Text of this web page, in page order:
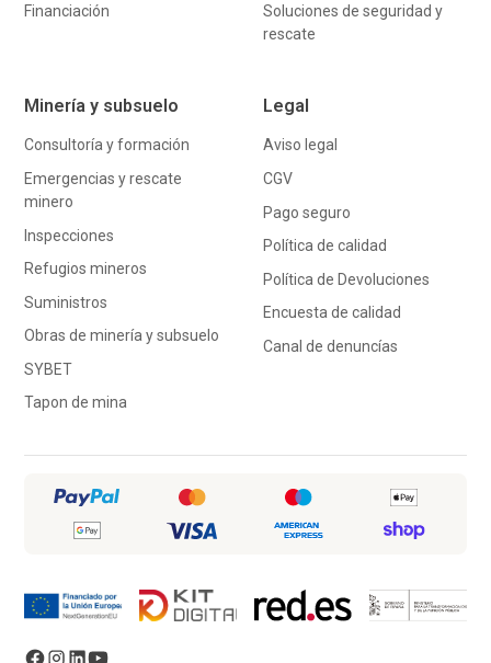
Financiación
Soluciones de seguridad y
rescate
Minería y subsuelo
Consultoría y formación
Emergencias y rescate
minero
Inspecciones
Refugios mineros
Suministros
Obras de minería y subsuelo
SYBET
Tapon de mina
Legal
Aviso legal
CGV
Pago seguro
Política de calidad
Política de Devoluciones
Encuesta de calidad
Canal de denuncías